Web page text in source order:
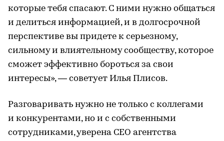
которые тебя спасают. С ними нужно общаться
и делиться информацией, и в долгосрочной
перспективе вы придете к серьезному,
сильному и влиятельному сообществу, которое
сможет эффективно бороться за свои
интересы», — советует Илья Плисов.
Разговаривать нужно не только с коллегами
и конкурентами, но и с собственными
сотрудниками, уверена СЕО агентства